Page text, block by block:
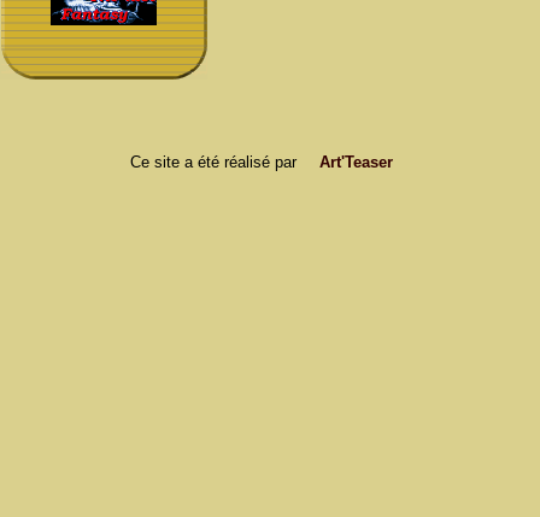
Ce site a été réalisé par Art'Teaser